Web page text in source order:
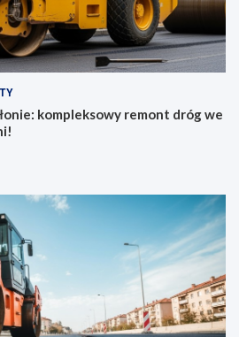
kompleksowy remont dróg we